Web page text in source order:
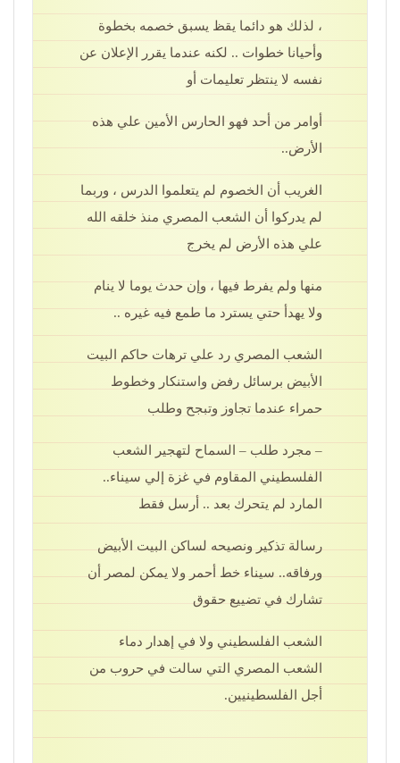
، لذلك هو دائما يقظ يسبق خصمه بخطوة
وأحيانا خطوات .. لكنه عندما يقرر الإعلان عن
نفسه لا ينتظر تعليمات أو
أوامر من أحد فهو الحارس الأمين علي هذه
الأرض..
الغريب أن الخصوم لم يتعلموا الدرس ، وربما
لم يدركوا أن الشعب المصري منذ خلقه الله
علي هذه الأرض لم يخرج
منها ولم يفرط فيها ، وإن حدث يوما لا ينام
ولا يهدأ حتي يسترد ما طمع فيه غيره ..
الشعب المصري رد علي ترهات حاكم البيت
الأبيض برسائل رفض واستنكار وخطوط
حمراء عندما تجاوز وتبجح وطلب
– مجرد طلب – السماح لتهجير الشعب
الفلسطيني المقاوم في غزة إلي سيناء..
المارد لم يتحرك بعد .. أرسل فقط
رسالة تذكير ونصيحه لساكن البيت الأبيض
ورفاقه.. سيناء خط أحمر ولا يمكن لمصر أن
تشارك في تضييع حقوق
الشعب الفلسطيني ولا في إهدار دماء
الشعب المصري التي سالت في حروب من
أجل الفلسطينيين.